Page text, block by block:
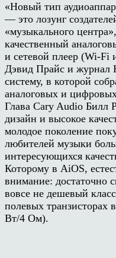
«Новый тип
— это лозунг
«музыкального
качественный
и сетевой плеер (Wi-
Дэвид Прайс и журнал
систему, в которой
аналоговых и
Глава Cary Audio Билл
дизайн и высокое
молодое поколение
любителей музыки
интересующихся
Которому в AiOS,
внимание: достаточно
вовсе не дешевый
полевых
Вт/4 Ом).